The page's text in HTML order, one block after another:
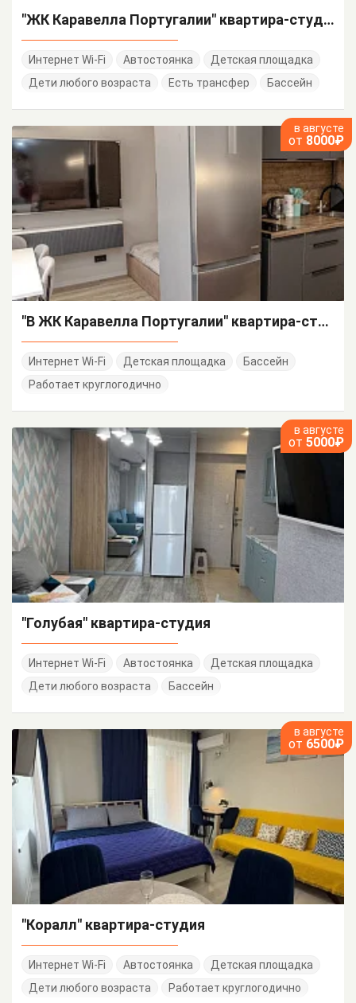
"ЖК Каравелла Португалии" квартира-студия
Интернет Wi-Fi Автостоянка
Детская площадка
Дети любого возраста
Есть трансфер Бассейн
в августе
от 8000₽
"В ЖК Каравелла Португалии" квартира-студия
Интернет Wi-Fi Детская площадка
Бассейн
Работает круглогодично
в августе
от 5000₽
"Голубая" квартира-студия
Интернет Wi-Fi Автостоянка
Детская площадка
Дети любого возраста
Бассейн
в августе
от 6500₽
"Коралл" квартира-студия
Интернет Wi-Fi Автостоянка
Детская площадка
Дети любого возраста
Работает круглогодично